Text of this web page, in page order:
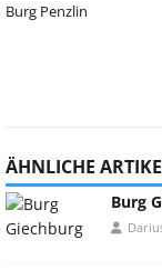
Burg Penzlin
ÄHNLICHE
Burg